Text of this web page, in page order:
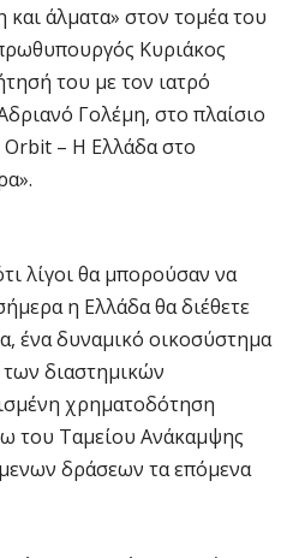
άλματα» στον τομέα του
Κυριάκος
του με τον ιατρό
Γολέμη, στο πλαίσιο
– Η Ελλάδα στο
λίγοι θα μπορούσαν να
η Ελλάδα θα διέθετε
ένα δυναμικό οικοσύστημα
διαστημικών
χρηματοδότηση
του Ταμείου Ανάκαμψης
δράσεων τα επόμενα